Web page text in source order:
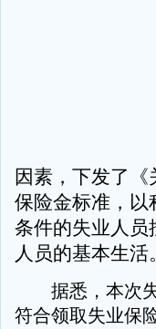
因素，下发了
保险金标准，以
条件的失业人员
人员的基本生活。
据悉，本次失
符合领取失业保